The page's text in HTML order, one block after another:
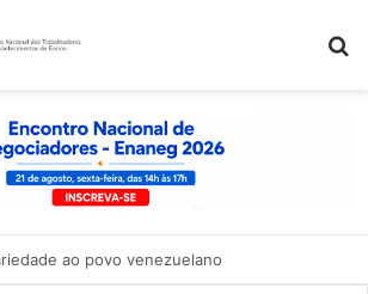
ao povo venezuelano